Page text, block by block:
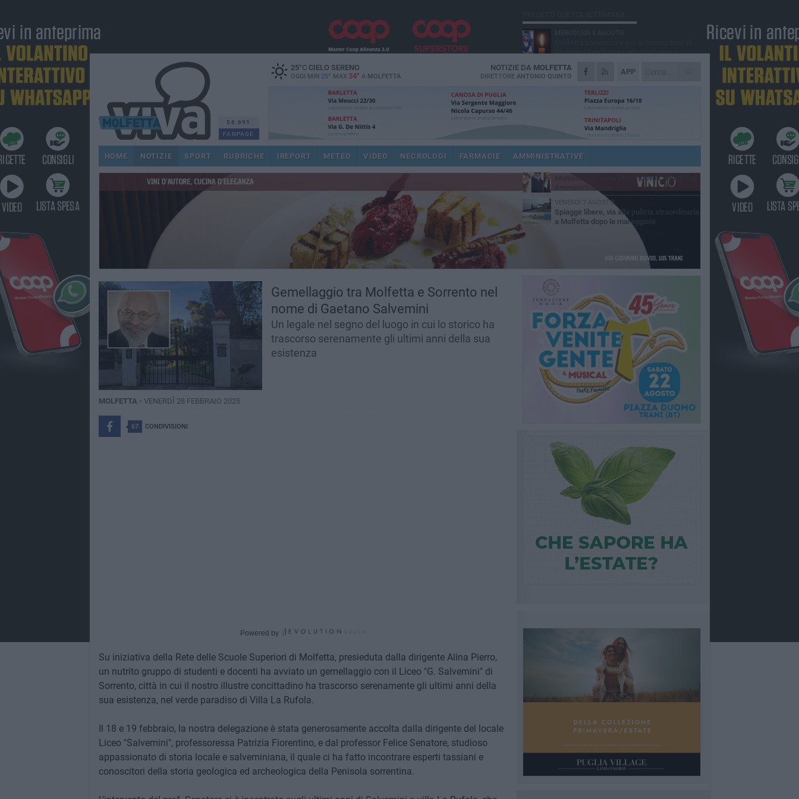
56.691
FANPAGE
25°CCIELO SERENO
OGGI MIN 25° MAX 34° A MOLFETTA
APP
NOTIZIE DA MOLFETTA
DIRETTORE ANTONIO QUINTO
HOME NOTIZIE SPORT RUBRICHE IREPORT METEO VIDEO NECROLOGI FARMACIE AMMINISTRATIVE
Gemellaggio tra Molfetta e Sorrento nel
nome di Gaetano Salvemini
Un legale nel segno del luogo in cui lo storico ha
trascorso serenamente gli ultimi anni della sua
esistenza
MOLFETTA - VENERDÌ 28 FEBBRAIO 2025
67 CONDIVISIONI
Powered by
Su iniziativa della Rete delle Scuole Superiori di Molfetta, presieduta dalla dirigente Alina Pierro,
un nutrito gruppo di studenti e docenti ha avviato un gemellaggio con il Liceo "G. Salvemini" di
Sorrento, città in cui il nostro illustre concittadino ha trascorso serenamente gli ultimi anni della
sua esistenza, nel verde paradiso di Villa La Rufola.
Il 18 e 19 febbraio, la nostra delegazione è stata generosamente accolta dalla dirigente del locale
Liceo "Salvemini", professoressa Patrizia Fiorentino, e dal professor Felice Senatore, studioso
appassionato di storia locale e salveminiana, il quale ci ha fatto incontrare esperti tassiani e
conoscitori della storia geologica ed archeologica della Penisola sorrentina.
Michele Cilardi: il ricordo degli amici
GIOVEDÌ 6 AGOSTO
Marittimo molfettese muore a bordo di un
DOMENICA 9 AGOSTO
sradicando la colonnina
Molfetta piange Marta Maria Pisani, ultima
maestra della sartoria molfettese
MERCOLEDÌ 5 AGOSTO
Multiservizi, nominato il nuovo Consiglio di
VENERDÌ 7 AGOSTO
Spiagge libere, via alla pulizia straordinaria
a Molfetta dopo le mareggiate